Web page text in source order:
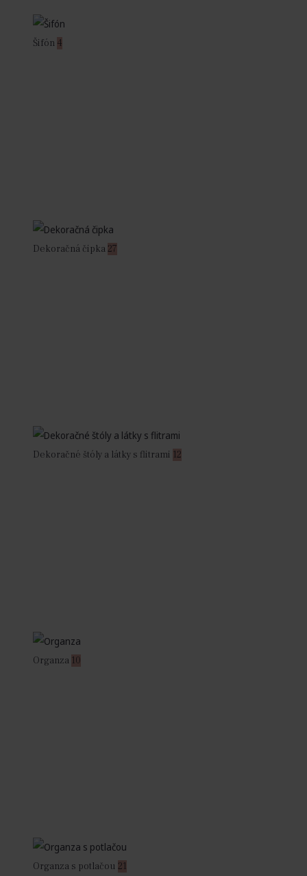
Šifón 4
Dekoračná čipka 27
Dekoračné štóly a látky s flitrami 12
Organza 10
Organza s potlačou 21